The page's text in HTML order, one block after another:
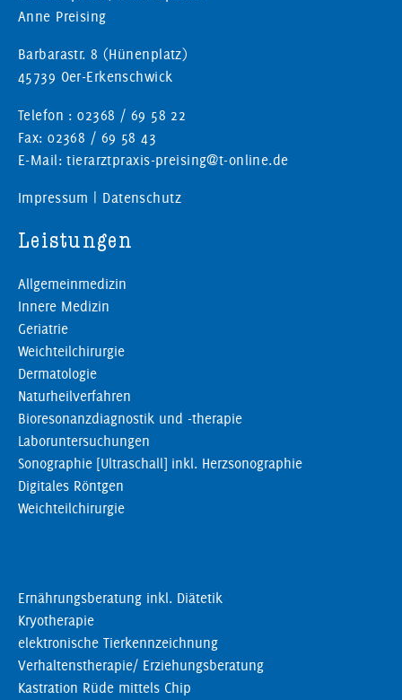
Anne Preising
Barbarastr. 8 (Hünenplatz)
45739 Oer-Erkenschwick
Telefon : 02368 / 69 58 22
Fax: 02368 / 69 58 43
E-Mail: tierarztpraxis-preising@t-online.de
Impressum | Datenschutz
Leistungen
Allgemeinmedizin
Innere Medizin
Geriatrie
Weichteilchirurgie
Dermatologie
Naturheilverfahren
Bioresonanzdiagnostik und -therapie
Laboruntersuchungen
Sonographie [Ultraschall] inkl. Herzsonographie
Digitales Röntgen
Weichteilchirurgie
Ernährungsberatung inkl. Diätetik
Kryotherapie
elektronische Tierkennzeichnung
Verhaltenstherapie/ Erziehungsberatung
Kastration Rüde mittels Chip